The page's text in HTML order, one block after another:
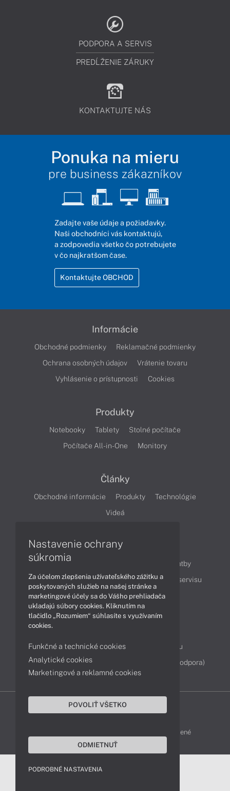
PODPORA A SERVIS
PREDĹŽENIE ZÁRUKY
KONTAKTUJTE NÁS
Ponuka na mieru
pre business zákazníkov
Zadajte vaše údaje a požiadavky.
Naši obchodníci vás kontaktujú,
a zodpovedia všetko čo potrebujete
v čo najkratšom čase.
Kontaktujte OBCHOD
Informácie
Obchodné podmienky
Reklamačné podmienky
Ochrana osobných údajov
Vrátenie tovaru
Vyhlásenie o prístupnosti
Cookies
Produkty
Notebooky Tablety
Stolné počítače
Počítače All-in-One
Monitory
Články
Obchodné informácie Produkty
Technológie
Videá
Obsah
Ako nakupovať
Možnosti doručenia a platby
Podpora a servis
Servisné služby Cenník servisu
Kontakty
Servisné oddelenie
Reklamácia tovaru
Diagnostiky online
TeamViewer (vzdialená podpora)
DELL-SHOP © 2011 - 2026 Všetky práva vyhradené
Nastavenie ochrany
súkromia
Za účelom zlepšenia užívateľského zážitku a
poskytovaných služieb na našej stránke a
marketingové účely sa do Vášho prehliadača
ukladajú súbory cookies. Kliknutím na
tlačidlo „Rozumiem“ súhlasíte s využívaním
cookies.
Funkčné a technické cookies
Analytické cookies
Marketingové a reklamné cookies
POVOLIŤ VŠETKO
ODMIETNUŤ
PODROBNÉ NASTAVENIA